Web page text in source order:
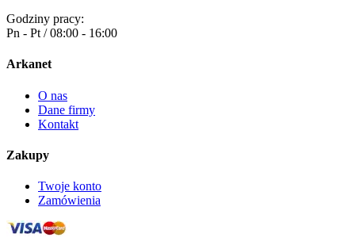
Godziny pracy:
Pn - Pt / 08:00 - 16:00
Arkanet
O nas
Dane firmy
Kontakt
Zakupy
Twoje konto
Zamówienia